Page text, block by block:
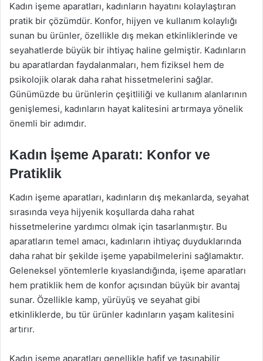
Kadın işeme aparatları, kadınların hayatını kolaylaştıran
pratik bir çözümdür. Konfor, hijyen ve kullanım kolaylığı
sunan bu ürünler, özellikle dış mekan etkinliklerinde ve
seyahatlerde büyük bir ihtiyaç haline gelmiştir. Kadınların
bu aparatlardan faydalanmaları, hem fiziksel hem de
psikolojik olarak daha rahat hissetmelerini sağlar.
Günümüzde bu ürünlerin çeşitliliği ve kullanım alanlarının
genişlemesi, kadınların hayat kalitesini artırmaya yönelik
önemli bir adımdır.
Kadın İşeme Aparatı: Konfor ve
Pratiklik
Kadın işeme aparatları, kadınların dış mekanlarda, seyahat
sırasında veya hijyenik koşullarda daha rahat
hissetmelerine yardımcı olmak için tasarlanmıştır. Bu
aparatların temel amacı, kadınların ihtiyaç duyduklarında
daha rahat bir şekilde işeme yapabilmelerini sağlamaktır.
Geleneksel yöntemlerle kıyaslandığında, işeme aparatları
hem pratiklik hem de konfor açısından büyük bir avantaj
sunar. Özellikle kamp, yürüyüş ve seyahat gibi
etkinliklerde, bu tür ürünler kadınların yaşam kalitesini
artırır.
Kadın işeme aparatları genellikle hafif ve taşınabilir